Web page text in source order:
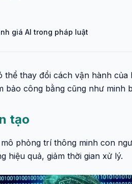
giá AI trong pháp luật
thể thay đổi cách vận hành
bảo công bằng cũng như minh
tạo
phỏng trí thông minh con
hiệu quả, giảm thời gian xử lý.